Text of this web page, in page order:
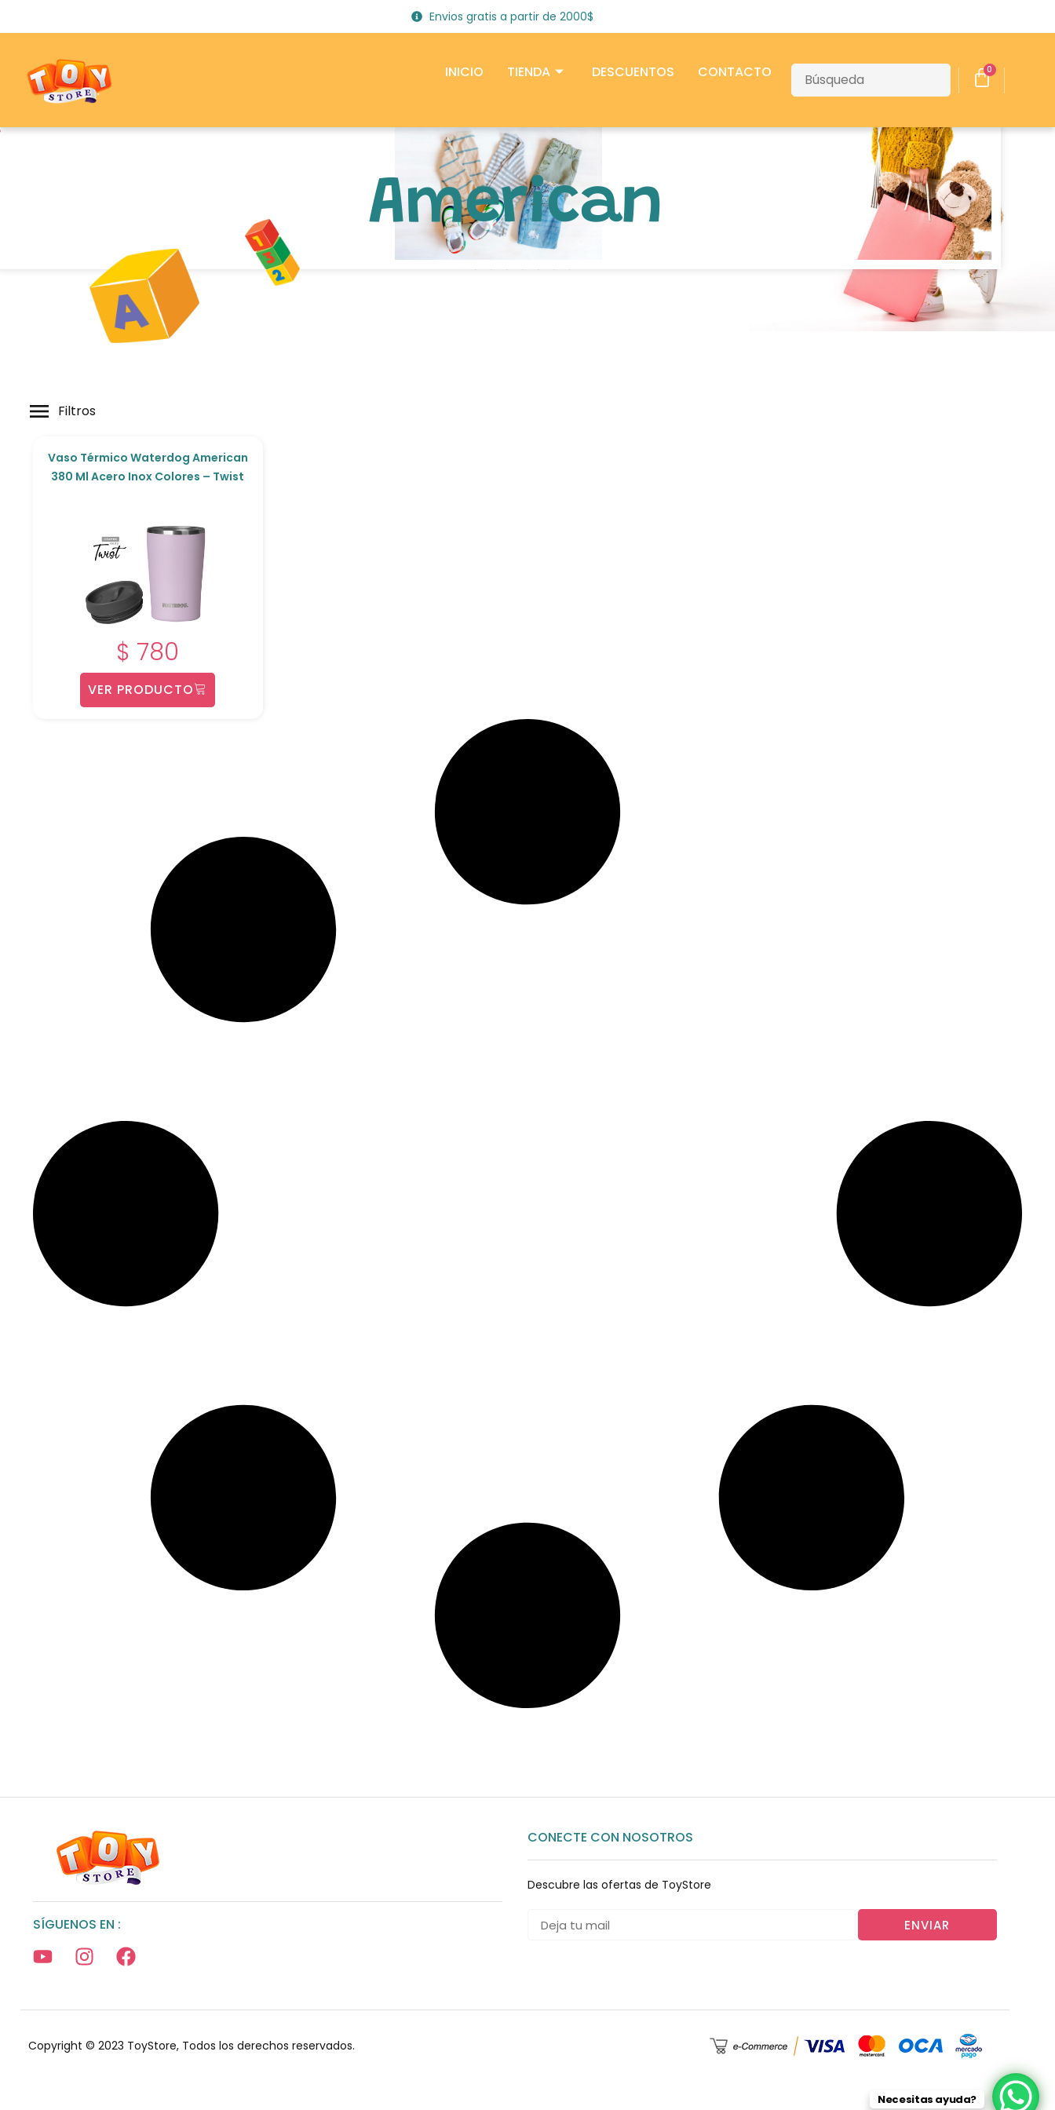
Envios gratis a partir de 2000$
INICIO TIENDA DESCUENTOS CONTACTO 0
American
Filtros
Vaso Térmico Waterdog American
380 Ml Acero Inox Colores – Twist
$ 780
VER PRODUCTO
SÍGUENOS EN :
CONECTE CON NOSOTROS
Descubre las ofertas de ToyStore
ENVIAR
Copyright © 2023 ToyStore, Todos los derechos reservados.
Necesitas ayuda?